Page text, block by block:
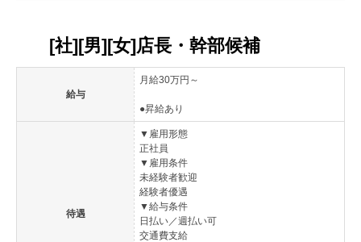
[社][男][女]店長・幹部候補
給与
月給30万円～
●昇給あり
待遇
▼雇用形態
正社員
▼雇用条件
未経験者歓迎
経験者優遇
▼給与条件
日払い／週払い可
交通費支給